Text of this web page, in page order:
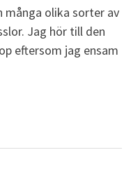
många olika sorter av
Jag hör till den
eftersom jag ensam